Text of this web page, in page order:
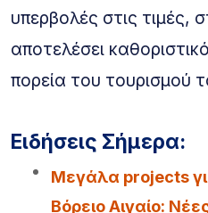
υπερβολές στις τιμές,
αποτελέσει
πορεία του τουρισμού
Ειδήσεις Σήμερα:
Μεγάλα projects
Βόρειο Αιγαίο: